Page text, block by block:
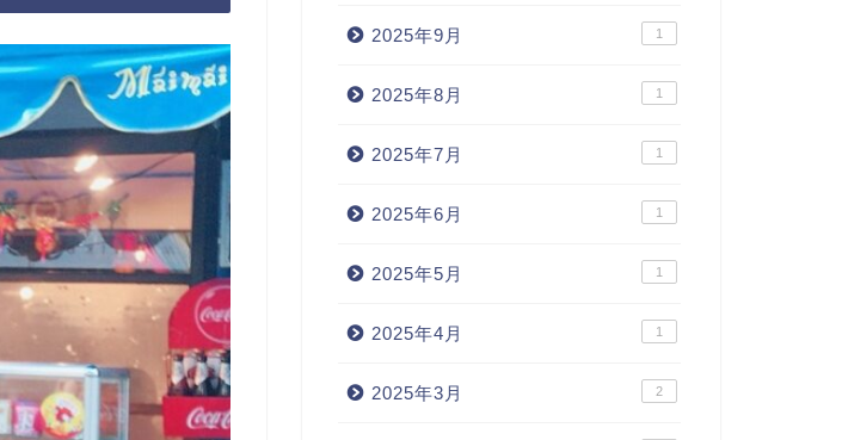
2025年9月 1
2025年8月 1
2025年7月 1
2025年6月 1
2025年5月 1
2025年4月 1
2025年3月 2